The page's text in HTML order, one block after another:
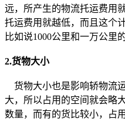
远，所产生的物流托运费用
托运费用就越低，而且这个
比如说1000公里和一万公里
2.货物大小
货物大小也是影响轿物流
大，所以占用的空间就会略
数量，而有的货比较小，占